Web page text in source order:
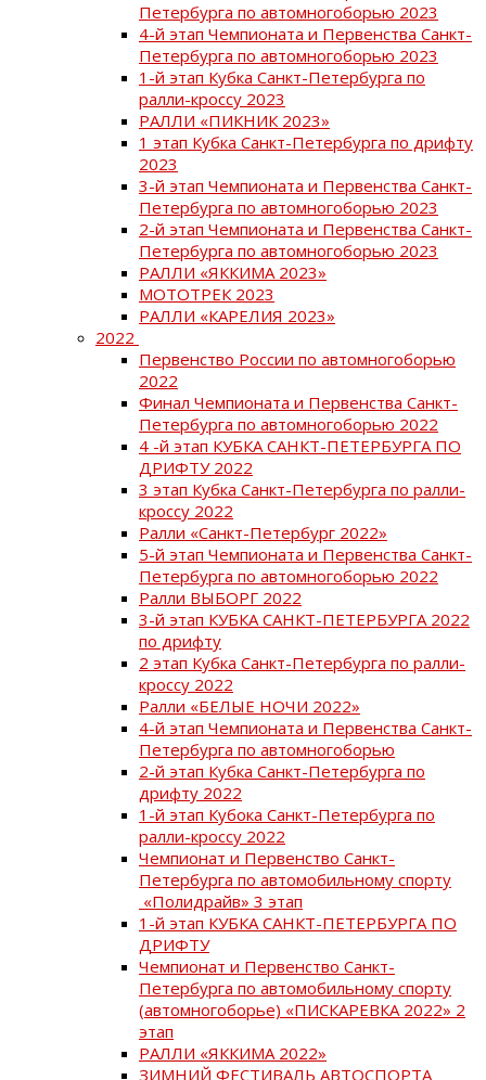
Петербурга по автомногоборью 2023
4-й этап Чемпионата и Первенства Санкт-
Петербурга по автомногоборью 2023
1-й этап Кубка Санкт-Петербурга по
ралли-кроссу 2023
РАЛЛИ «ПИКНИК 2023»
1 этап Кубка Санкт-Петербурга по дрифту
2023
3-й этап Чемпионата и Первенства Санкт-
Петербурга по автомногоборью 2023
2-й этап Чемпионата и Первенства Санкт-
Петербурга по автомногоборью 2023
РАЛЛИ «ЯККИМА 2023»
МОТОТРЕК 2023
РАЛЛИ «КАРЕЛИЯ 2023»
2022
Первенство России по автомногоборью
2022
Финал Чемпионата и Первенства Санкт-
Петербурга по автомногоборью 2022
4 -й этап КУБКА САНКТ-ПЕТЕРБУРГА ПО
ДРИФТУ 2022
3 этап Кубка Санкт-Петербурга по ралли-
кроссу 2022
Ралли «Санкт-Петербург 2022»
5-й этап Чемпионата и Первенства Санкт-
Петербурга по автомногоборью 2022
Ралли ВЫБОРГ 2022
3-й этап КУБКА САНКТ-ПЕТЕРБУРГА 2022
по дрифту
2 этап Кубка Санкт-Петербурга по ралли-
кроссу 2022
Ралли «БЕЛЫЕ НОЧИ 2022»
4-й этап Чемпионата и Первенства Санкт-
Петербурга по автомногоборью
2-й этап Кубка Санкт-Петербурга по
дрифту 2022
1-й этап Кубока Санкт-Петербурга по
ралли-кроссу 2022
Чемпионат и Первенство Санкт-
Петербурга по автомобильному спорту
«Полидрайв» 3 этап
1-й этап КУБКА САНКТ-ПЕТЕРБУРГА ПО
ДРИФТУ
Чемпионат и Первенство Санкт-
Петербурга по автомобильному спорту
(автомногоборье) «ПИСКАРЕВКА 2022» 2
этап
РАЛЛИ «ЯККИМА 2022»
ЗИМНИЙ ФЕСТИВАЛЬ АВТОСПОРТА